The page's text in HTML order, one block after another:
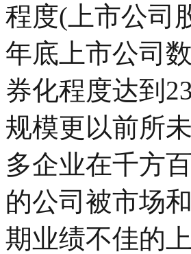
程度(上市公司
年底上市公司
券化程度达到
规模更以前所
多企业在千方
的公司被市场
期业绩不佳的